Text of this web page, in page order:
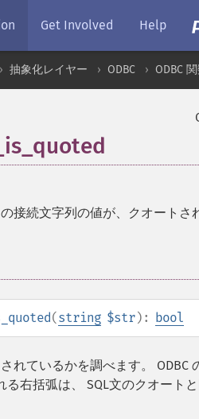
Get Involved Help
抽象化レイヤー ODBC ODBC
の接続文字列の値が、クオートさ
(string $str): bool
れているかを調べます。 ODBC
右括弧は、 SQL文のクオート